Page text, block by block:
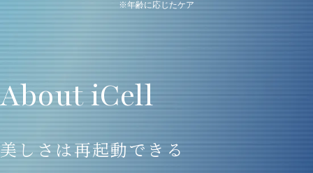
※年齢に応じたケア
About iCell
美しさは再起動できる